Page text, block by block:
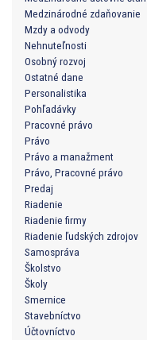
Medzinárodné zdaňovanie
Mzdy a odvody
Nehnuteľnosti
Osobný rozvoj
Ostatné dane
Personalistika
Pohľadávky
Pracovné právo
Právo
Právo a manažment
Právo, Pracovné právo
Predaj
Riadenie
Riadenie firmy
Riadenie ľudských zdrojov
Samospráva
Školstvo
Školy
Smernice
Stavebníctvo
Účtovníctvo